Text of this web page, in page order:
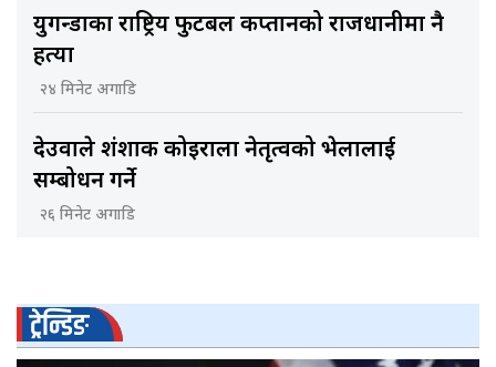
युगन्डाका राष्ट्रिय फुटबल कप्तानको राजधानीमा नै
हत्या
२४ मिनेट अगाडि
देउवाले शंशाक कोइराला नेतृत्वको भेलालाई
सम्बोधन गर्ने
२६ मिनेट अगाडि
ट्रेन्डिङ